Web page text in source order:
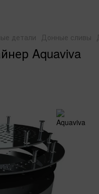
детали Донные сливы
Aquaviva